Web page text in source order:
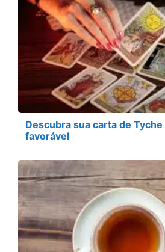
Descubra sua carta de
favorável